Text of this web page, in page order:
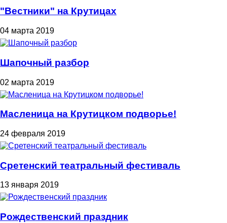
"Вестники" на Крутицах
04 марта 2019
Шапочный разбор
02 марта 2019
Масленица на Крутицком подворье!
24 февраля 2019
Сретенский театральный фестиваль
13 января 2019
Рождественский праздник